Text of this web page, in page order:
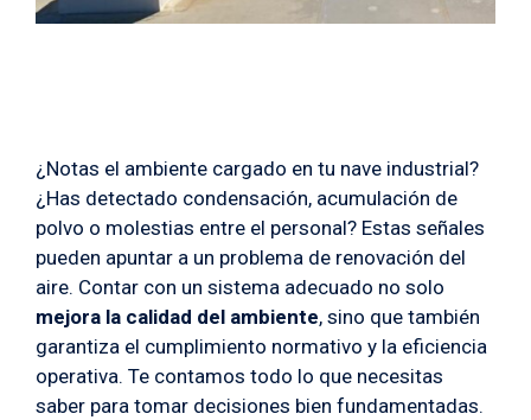
¿Notas el ambiente cargado en tu nave industrial?
¿Has detectado condensación, acumulación de
polvo o molestias entre el personal? Estas señales
pueden apuntar a un problema de renovación del
aire. Contar con un sistema adecuado no solo
mejora la calidad del ambiente, sino que también
garantiza el cumplimiento normativo y la eficiencia
operativa. Te contamos todo lo que necesitas
saber para tomar decisiones bien fundamentadas.